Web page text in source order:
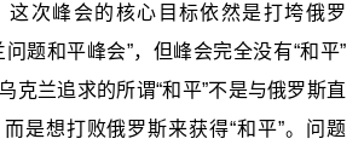
这次峰会的核心目标依然是打垮俄罗
题和平峰会”，但峰会完全没有“和平”
克兰追求的所谓“和平”不是与俄罗斯直
是想打败俄罗斯来获得“和平”。问题